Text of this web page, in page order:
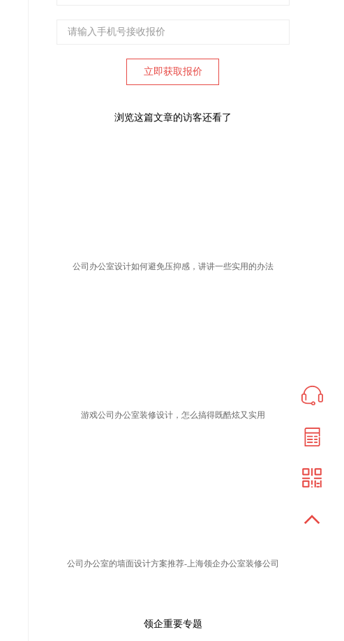
浏览这篇文章的访客还看了
公司办公室设计如何避免压抑感，讲讲一些实用的办法
游戏公司办公室装修设计，怎么搞得既酷炫又实用
公司办公室的墙面设计方案推荐-上海领企办公室装修公司
领企重要专题